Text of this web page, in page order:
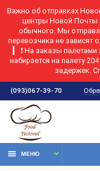
Важно об отправках
центры Новой Почты
обычного. Мы
перевозчика не зависят
▎ ❗ На заказы
набирается на палету
задержек.
(093)067-39-70
МЕНЮ